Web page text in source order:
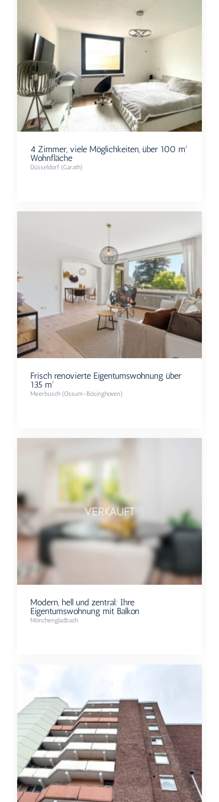
4 Zimmer, viele Möglichkeiten, über 100 m²​
Wohnfläche
Düsseldorf (Garath)
Frisch renovierte Eigentumswohnung über
135 m²
Meerbusch (Ossum-Bösinghoven)
Modern, hell und zentral: Ihre
Eigentumswohnung mit Balkon
Mönchengladbach